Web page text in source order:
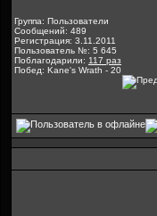
Группа: Пользователи
Сообщений: 489
Регистрация: 3.11.2011
Пользователь №: 5 645
Поблагодарили: 117 раз
Побед: Kane's Wrath - 20